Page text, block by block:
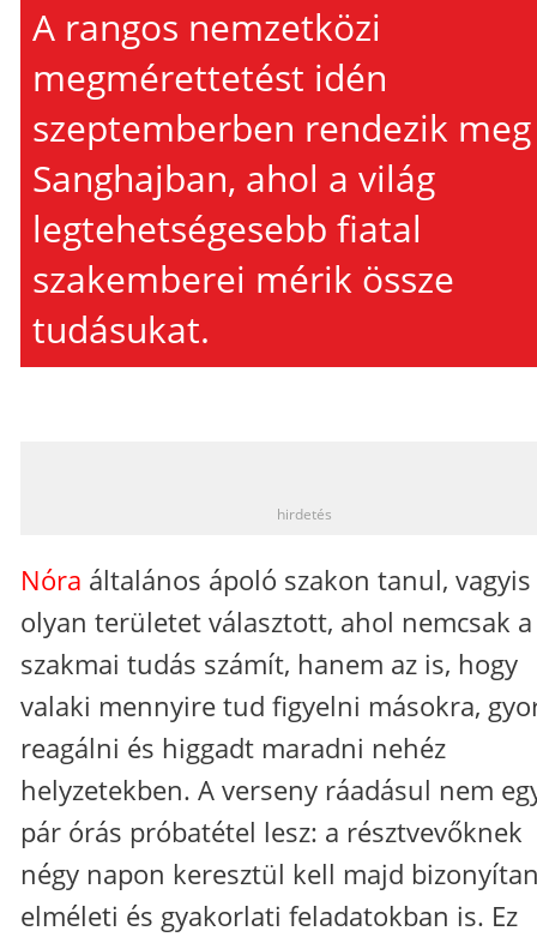
A rangos nemzetközi
megmérettetést idén
szeptemberben rendezik meg
Sanghajban, ahol a világ
legtehetségesebb fiatal
szakemberei mérik össze
tudásukat.
hirdetés
Nóra általános ápoló szakon tanul, vagyis
olyan területet választott, ahol nemcsak a
szakmai tudás számít, hanem az is, hogy
valaki mennyire tud figyelni másokra,
reagálni és higgadt maradni nehéz
helyzetekben. A verseny ráadásul nem
pár órás próbatétel lesz: a résztvevőknek
négy napon keresztül kell majd
elméleti és gyakorlati feladatokban is. Ez